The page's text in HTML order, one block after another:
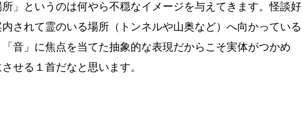
所」というのは何やら不穏なイメージを与えてきます。怪談好
されて霊のいる場所（トンネルや山奥など）へ向かっている
音」に焦点を当てた抽象的な表現だからこそ実体がつかめ
せる１首だなと思います。